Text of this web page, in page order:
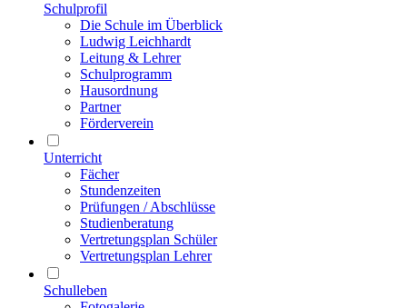
Schulprofil
Die Schule im Überblick
Ludwig Leichhardt
Leitung & Lehrer
Schulprogramm
Hausordnung
Partner
Förderverein
Unterricht
Fächer
Stundenzeiten
Prüfungen / Abschlüsse
Studienberatung
Vertretungsplan Schüler
Vertretungsplan Lehrer
Schulleben